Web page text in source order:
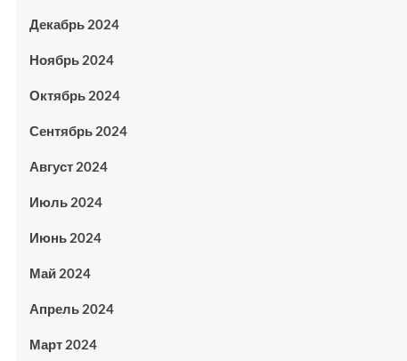
Декабрь 2024
Ноябрь 2024
Октябрь 2024
Сентябрь 2024
Август 2024
Июль 2024
Июнь 2024
Май 2024
Апрель 2024
Март 2024